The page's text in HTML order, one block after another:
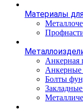
Материалы
Анкерная
Анкерные
Болты